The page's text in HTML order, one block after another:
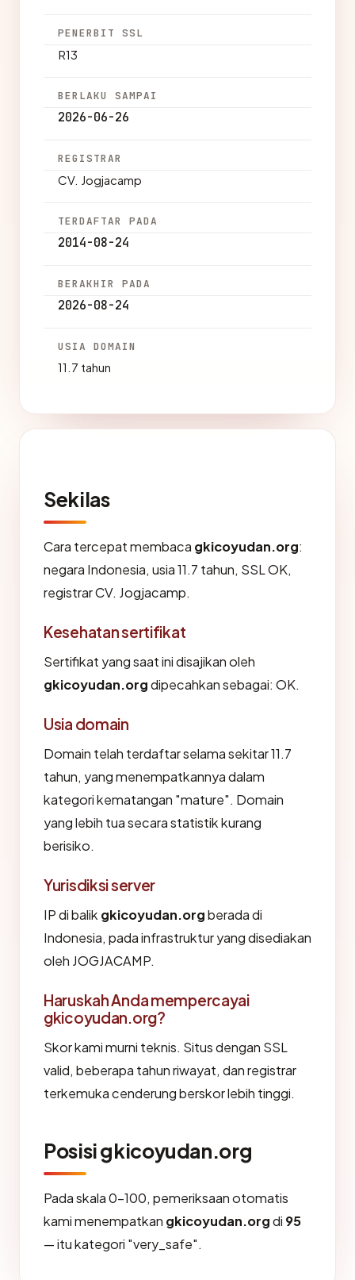
PENERBIT SSL
R13
BERLAKU SAMPAI
2026-06-26
REGISTRAR
CV. Jogjacamp
TERDAFTAR PADA
2014-08-24
BERAKHIR PADA
2026-08-24
USIA DOMAIN
11.7 tahun
Sekilas
Cara tercepat membaca gkicoyudan.org:
negara Indonesia, usia 11.7 tahun, SSL OK,
registrar CV. Jogjacamp.
Kesehatan sertifikat
Sertifikat yang saat ini disajikan oleh
gkicoyudan.orgdipecahkan sebagai: OK.
Usia domain
Domain telah terdaftar selama sekitar 11.7
tahun, yang menempatkannya dalam
kategori kematangan "mature". Domain
yang lebih tua secara statistik kurang
berisiko.
Yurisdiksi server
IP di balik gkicoyudan.orgberada di
Indonesia, pada infrastruktur yang disediakan
oleh JOGJACAMP.
Haruskah Anda mempercayai
gkicoyudan.org?
Skor kami murni teknis. Situs dengan SSL
valid, beberapa tahun riwayat, dan registrar
terkemuka cenderung berskor lebih tinggi.
Posisi gkicoyudan.org
Pada skala 0-100, pemeriksaan otomatis
kami menempatkan gkicoyudan.orgdi 95
— itu kategori "very_safe".